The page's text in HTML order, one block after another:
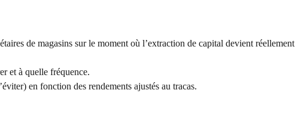
de magasins sur le moment où l’extraction de capital devient réellement
et à quelle fréquence.
en fonction des rendements ajustés au tracas.